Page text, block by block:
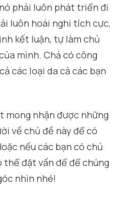
phải luôn phát triển đi
luôn hoài nghi tích cực,
kết luận, tự làm chủ
mình. Chả có công
các loại da cả các bạn
mong nhận được những
về chủ đề này để có
nếu các bạn có chủ
thể đặt vấn để để chúng
nhìn nhé!